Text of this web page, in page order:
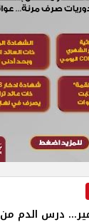
درس الدم من